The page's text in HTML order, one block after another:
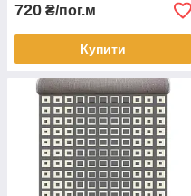
720 ₴/пог.м
Купити